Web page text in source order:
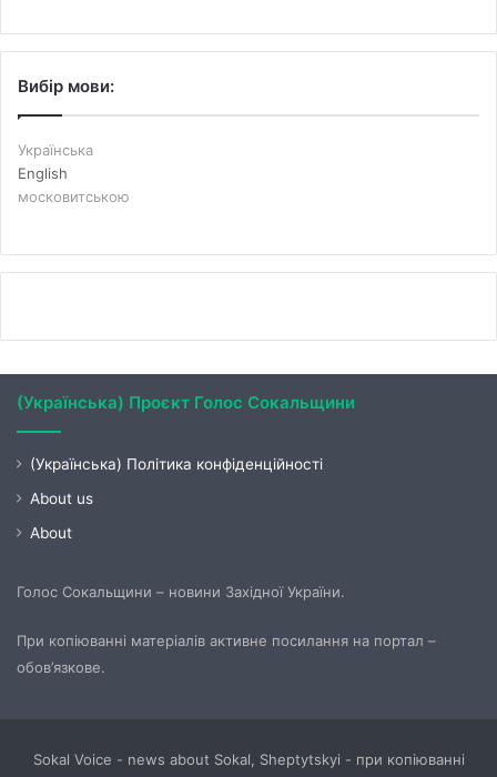
Вибір мови:
Українська
English
московитською
(Українська) Проєкт Голос Сокальщини
(Українська) Політика конфіденційності
About us
About
Голос Сокальщини – новини Західної України.
При копіюванні матеріалів активне посилання на портал –
обов’язкове.
Sokal Voice - news about Sokal, Sheptytskyi - при копіюванні